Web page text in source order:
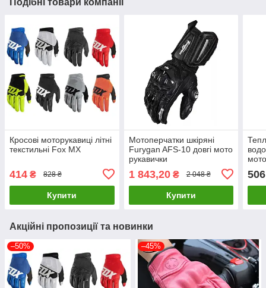
Подібні товари компанії
Кросові моторукавиці літні
текстильні Fox MX
414 ₴ 828 ₴
Купити
Мотоперчатки шкіряні
Furygan AFS-10 довгі мото
рукавички
1 843,20₴ 2 048 ₴
Купити
506
Акційні пропозиції та новинки
–50% –45%